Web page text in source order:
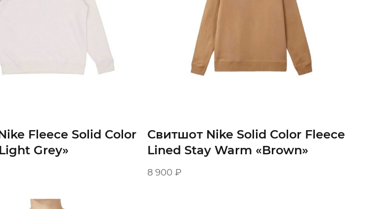
Fleece Solid Color
Grey»
Свитшот Nike Solid Color Fleece
Lined Stay Warm «Brown»
8 900 ₽